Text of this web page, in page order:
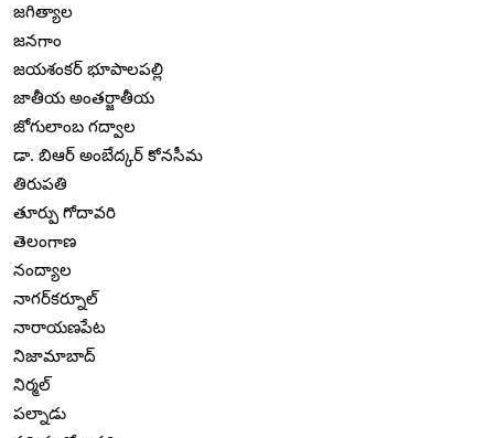
జగిత్యాల
జనగాం
జయశంకర్ భూపాలపల్లి
జాతీయ అంతర్జాతీయ
జోగులాంబ గద్వాల
డా. బిఆర్ అంబేద్కర్ కోనసీమ
తిరుపతి
తూర్పు గోదావరి
తెలంగాణ
నంద్యాల
నాగర్‌కర్నూల్
నారాయణపేట
నిజామాబాద్
నిర్మల్
పల్నాడు